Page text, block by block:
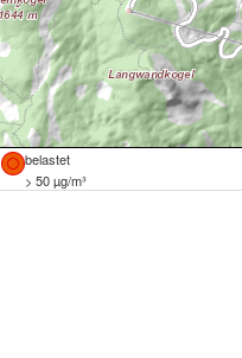
belastet
> 50 µg/m³